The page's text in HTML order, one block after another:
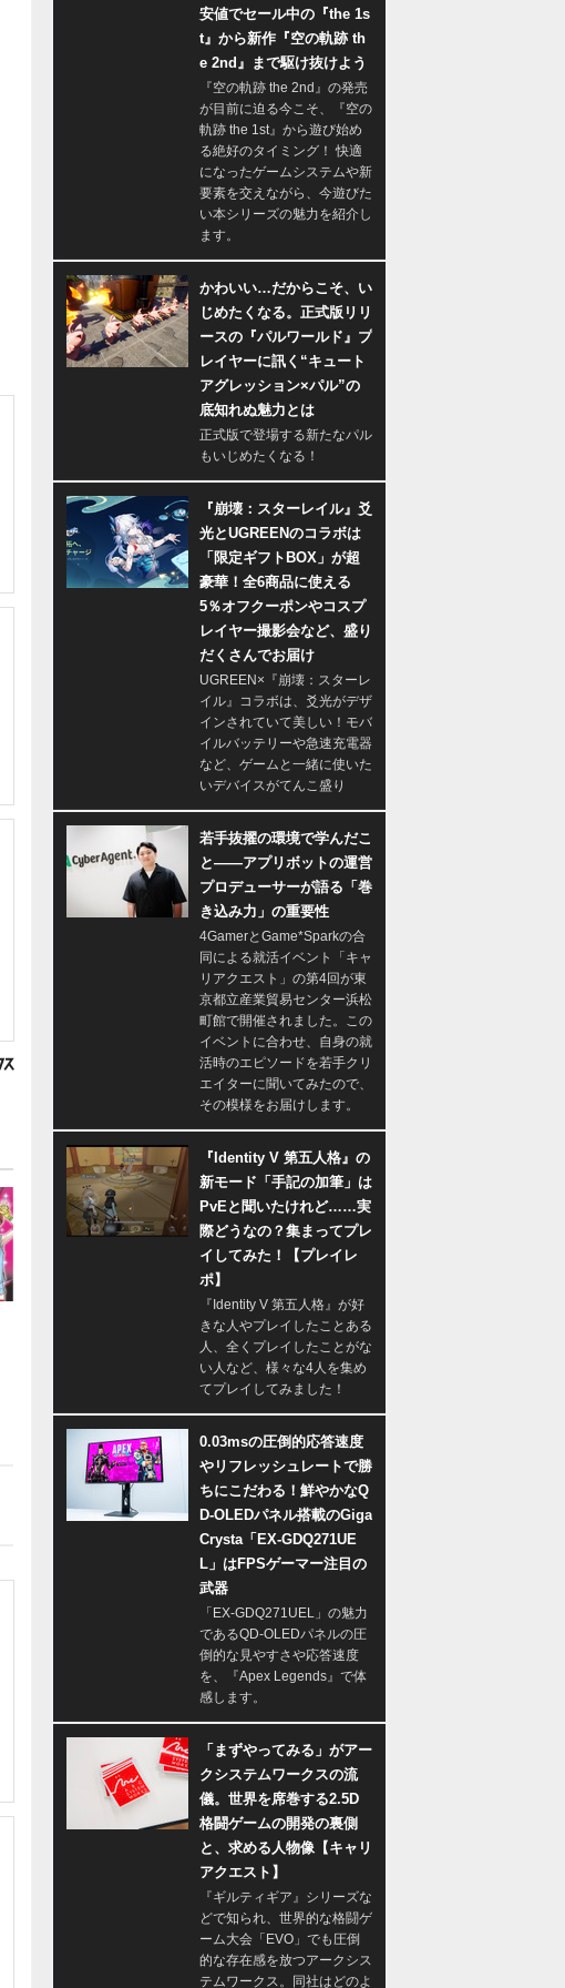
安値でセール中の『the 1s
t』から新作『空の軌跡 th
e 2nd』まで駆け抜けよう
『空の軌跡 the 2nd』の発売
が目前に迫る今こそ、『空の
軌跡 the 1st』から遊び始め
る絶好のタイミング！ 快適
になったゲームシステムや新
要素を交えながら、今遊びた
い本シリーズの魅力を紹介し
ます。
かわいい…だからこそ、い
じめたくなる。正式版リリ
ースの『パルワールド』プ
レイヤーに訊く“キュート
アグレッション×パル”の
底知れぬ魅力とは
正式版で登場する新たなパル
もいじめたくなる！
『崩壊：スターレイル』爻
光とUGREENのコラボは
「限定ギフトBOX」が超
豪華！全6商品に使える
5％オフクーポンやコスプ
レイヤー撮影会など、盛り
だくさんでお届け
UGREEN×『崩壊：スターレ
イル』コラボは、爻光がデザ
インされていて美しい！モバ
イルバッテリーや急速充電器
など、ゲームと一緒に使いた
いデバイスがてんこ盛り
若手抜擢の環境で学んだこ
と――アプリボットの運営
プロデューサーが語る「巻
き込み力」の重要性
4GamerとGame*Sparkの合
同による就活イベント「キャ
リアクエスト」の第4回が東
京都立産業貿易センター浜松
町館で開催されました。この
イベントに合わせ、自身の就
活時のエピソードを若手クリ
エイターに聞いてみたので、
その模様をお届けします。
『Identity V 第五人格』の
新モード「手記の加筆」は
PvEと聞いたけれど……実
際どうなの？集まってプレ
イしてみた！【プレイレ
ポ】
『Identity V 第五人格』が好
きな人やプレイしたことある
人、全くプレイしたことがな
い人など、様々な4人を集め
てプレイしてみました！
0.03msの圧倒的応答速度
やリフレッシュレートで勝
ちにこだわる！鮮やかなQ
D-OLEDパネル搭載のGiga
Crysta「EX-GDQ271UE
L」はFPSゲーマー注目の
武器
「EX-GDQ271UEL」の魅力
であるQD-OLEDパネルの圧
倒的な見やすさや応答速度
を、『Apex Legends』で体
感します。
「まずやってみる」がアー
クシステムワークスの流
儀。世界を席巻する2.5D
格闘ゲームの開発の裏側
と、求める人物像【キャリ
アクエスト】
『ギルティギア』シリーズな
どで知られ、世界的な格闘ゲ
ーム大会「EVO」でも圧倒
的な存在感を放つアークシス
テムワークス。同社はどのよ